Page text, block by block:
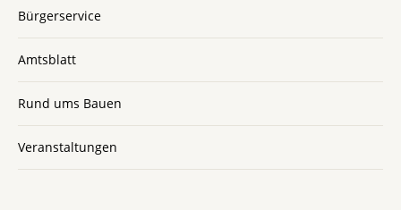
Bürgerservice
Amtsblatt
Rund ums Bauen
Veranstaltungen